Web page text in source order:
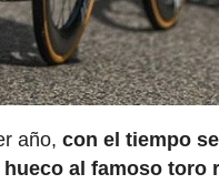
año,con el tiempo
al famoso toro